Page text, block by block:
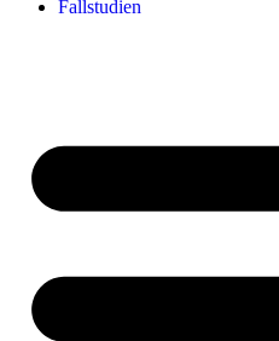
Fallstudien